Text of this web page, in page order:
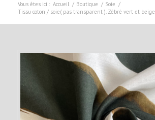
Vous êtes ici : Accueil / Boutique / Soie /
Tissu coton / soie( pas transparent ). Zébré vert et beige